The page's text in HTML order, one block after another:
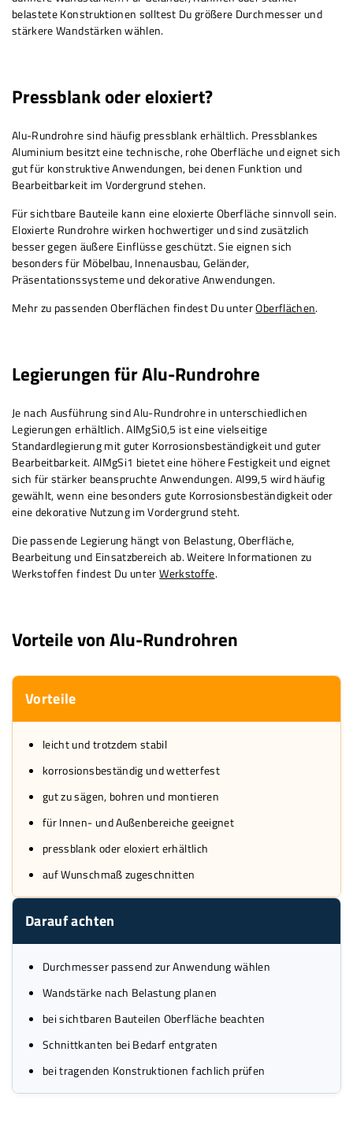
belastete Konstruktionen solltest Du größere Durchmesser und
stärkere Wandstärken wählen.
Pressblank oder eloxiert?
Alu-Rundrohre sind häufig pressblank erhältlich. Pressblankes
Aluminium besitzt eine technische, rohe Oberfläche und eignet sich
gut für konstruktive Anwendungen, bei denen Funktion und
Bearbeitbarkeit im Vordergrund stehen.
Für sichtbare Bauteile kann eine eloxierte Oberfläche sinnvoll sein.
Eloxierte Rundrohre wirken hochwertiger und sind zusätzlich
besser gegen äußere Einflüsse geschützt. Sie eignen sich
besonders für Möbelbau, Innenausbau, Geländer,
Präsentationssysteme und dekorative Anwendungen.
Mehr zu passenden Oberflächen findest Du unterOberflächen.
Legierungen für Alu-Rundrohre
Je nach Ausführung sind Alu-Rundrohre in unterschiedlichen
Legierungen erhältlich. AlMgSi0,5 ist eine vielseitige
Standardlegierung mit guter Korrosionsbeständigkeit und guter
Bearbeitbarkeit. AlMgSi1 bietet eine höhere Festigkeit und eignet
sich für stärker beanspruchte Anwendungen. Al99,5 wird häufig
gewählt, wenn eine besonders gute Korrosionsbeständigkeit oder
eine dekorative Nutzung im Vordergrund steht.
Die passende Legierung hängt von Belastung, Oberfläche,
Bearbeitung und Einsatzbereich ab. Weitere Informationen zu
Werkstoffen findest Du unterWerkstoffe.
Vorteile von Alu-Rundrohren
Vorteile
leicht und trotzdem stabil
korrosionsbeständig und wetterfest
gut zu sägen, bohren und montieren
für Innen- und Außenbereiche geeignet
pressblank oder eloxiert erhältlich
auf Wunschmaß zugeschnitten
Darauf achten
Durchmesser passend zur Anwendung wählen
Wandstärke nach Belastung planen
bei sichtbaren Bauteilen Oberfläche beachten
Schnittkanten bei Bedarf entgraten
bei tragenden Konstruktionen fachlich prüfen